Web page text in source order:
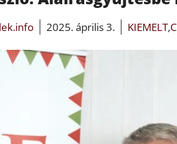
2025. április 3. KIEMELT,